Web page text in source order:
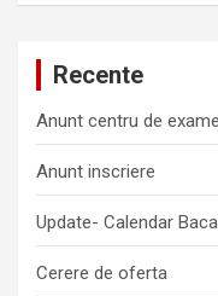
Recente
Anunt centru de
Anunt inscriere
Update- Calendar
Cerere de oferta